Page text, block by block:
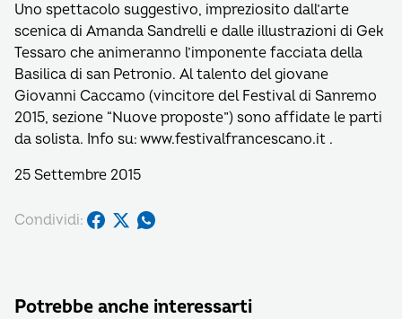
Uno spettacolo suggestivo, impreziosito dall’arte
scenica di Amanda Sandrelli e dalle illustrazioni di Gek
Tessaro che animeranno l’imponente facciata della
Basilica di san Petronio. Al talento del giovane
Giovanni Caccamo (vincitore del Festival di Sanremo
2015, sezione “Nuove proposte”) sono affidate le parti
da solista. Info su: www.festivalfrancescano.it .
25 Settembre 2015
Condividi:
Potrebbe anche interessarti